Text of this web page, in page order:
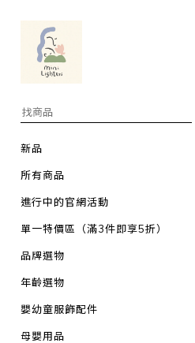
新品
所有商品
進行中的官網活動
單一特價區（滿3件即享5折）
品牌選物
年齡選物
嬰幼童服飾配件
母嬰用品